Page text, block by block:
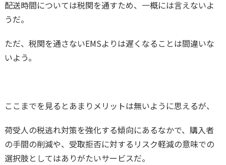
配送時間については税関を通すため、一概には言えないよ
うだ。
ただ、税関を通さないEMSよりは遅くなることは間違いな
いよう。
ここまでを見るとあまりメリットは無いように思えるが、
荷受人の税逃れ対策を強化する傾向にあるなかで、購入者
の手間の削減や、受取拒否に対するリスク軽減の意味での
選択肢としてはありがたいサービスだ。